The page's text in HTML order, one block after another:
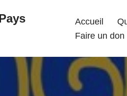
Accueil
Faire un don